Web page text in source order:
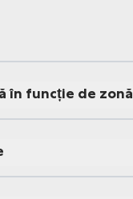
în funcție de zonă